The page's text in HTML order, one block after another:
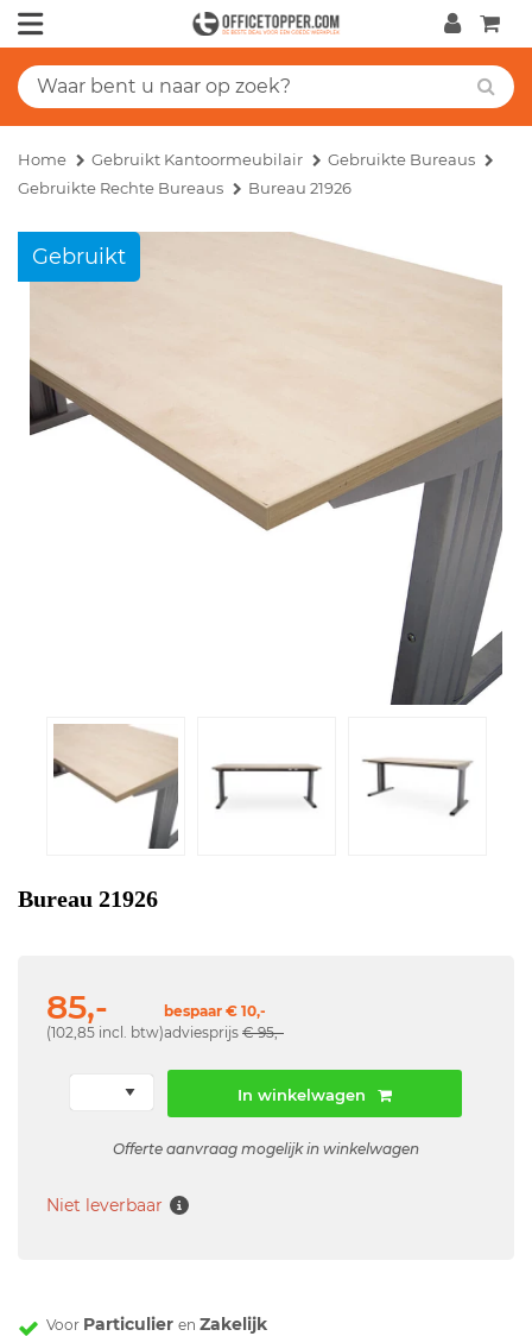
Home Gebruikt Kantoormeubilair
Gebruikte Bureaus
Gebruikte Rechte Bureaus
Bureau 21926
Gebruikt
Bureau 21926
85,-
(102,85 incl. btw)
bespaar € 10,-
adviesprijs € 95,-
In winkelwagen
Offerte aanvraag mogelijk in winkelwagen
Niet leverbaar
Voor Particulier en Zakelijk